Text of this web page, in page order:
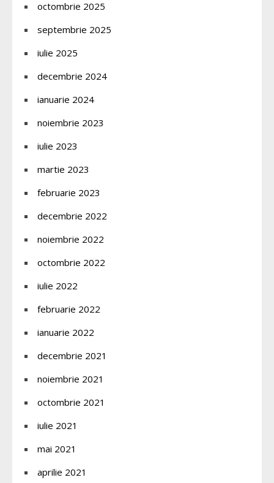
octombrie 2025
septembrie 2025
iulie 2025
decembrie 2024
ianuarie 2024
noiembrie 2023
iulie 2023
martie 2023
februarie 2023
decembrie 2022
noiembrie 2022
octombrie 2022
iulie 2022
februarie 2022
ianuarie 2022
decembrie 2021
noiembrie 2021
octombrie 2021
iulie 2021
mai 2021
aprilie 2021